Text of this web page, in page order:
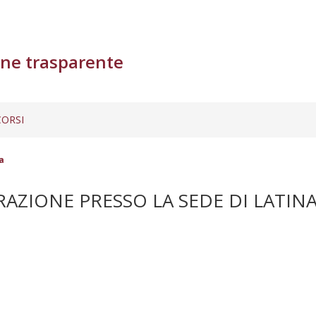
trasparente
PRESSO LA SEDE DI